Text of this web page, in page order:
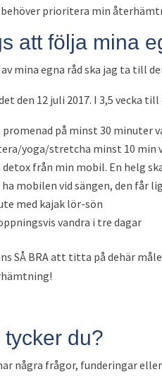
behöver prioritera min
att följa mina
av mina egna råd ska jag ta till
den 12 juli 2017. I 3,5 vecka
promenad på minst 30 minuter
yoga/stretcha minst 10 min
detox från min mobil. En helg
mobilen vid sängen, den får
med kajak lör-sön
vandra i tre dagar
SÅ BRA att titta på dehär
tycker du?
några frågor, funderingar